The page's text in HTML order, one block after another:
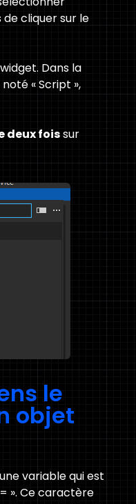
de cliquer sur le
Dans la
noté « Script »,
deux foissur
le
objet
variable qui est
». Ce caractère